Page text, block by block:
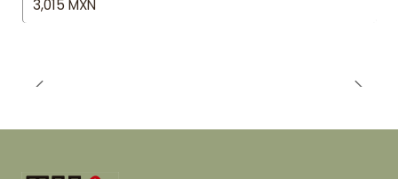
3,015 MXN